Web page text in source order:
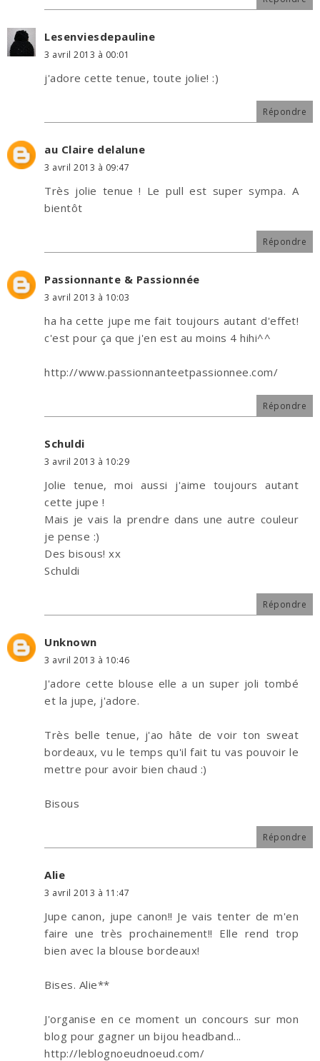
Lesenviesdepauline
3 avril 2013 à 00:01
j'adore cette tenue, toute jolie! :)
Répondre
au Claire delalune
3 avril 2013 à 09:47
Très jolie tenue ! Le pull est super sympa. A
bientôt
Répondre
Passionnante & Passionnée
3 avril 2013 à 10:03
ha ha cette jupe me fait toujours autant d'effet!
c'est pour ça que j'en est au moins 4 hihi^^
http://www.passionnanteetpassionnee.com/
Répondre
Schuldi
3 avril 2013 à 10:29
Jolie tenue, moi aussi j'aime toujours autant
cette jupe !
Mais je vais la prendre dans une autre couleur
je pense :)
Des bisous! xx
Schuldi
Répondre
Unknown
3 avril 2013 à 10:46
J'adore cette blouse elle a un super joli tombé
et la jupe, j'adore.
Très belle tenue, j'ao hâte de voir ton sweat
bordeaux, vu le temps qu'il fait tu vas pouvoir le
mettre pour avoir bien chaud :)
Bisous
Répondre
Alie
3 avril 2013 à 11:47
Jupe canon, jupe canon!! Je vais tenter de m'en
faire une très prochainement!! Elle rend trop
bien avec la blouse bordeaux!
Bises. Alie**
J'organise en ce moment un concours sur mon
blog pour gagner un bijou headband...
http://leblognoeudnoeud.com/